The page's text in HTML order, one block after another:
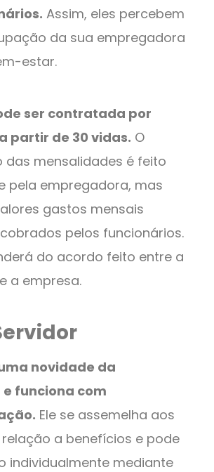
Assim, eles percebem
da sua empregadora
estar.
ser contratada por
partir de 30 vidas. O
das mensalidades é feito
pela empregadora, mas
gastos mensais
pelos funcionários.
do acordo feito entre a
a empresa.
novidade da
funciona com
Ele se assemelha aos
a benefícios e pode
individualmente mediante